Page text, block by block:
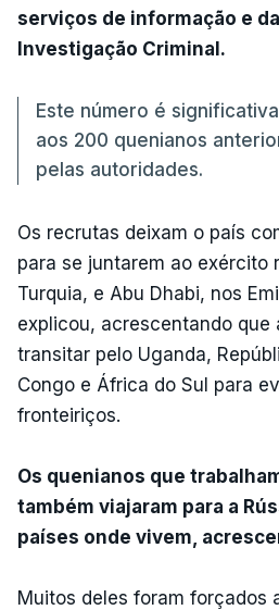
serviços de informação e
Investigação Criminal.
Este número é
aos 200 quenianos
pelas autoridades.
Os recrutas deixam o país
para se juntarem ao exército
Turquia, e Abu Dhabi, nos
explicou, acrescentando que
transitar pelo Uganda,
Congo e África do Sul para
fronteiriços.
Os quenianos que
também viajaram para a
países onde vivem,
Muitos deles foram forçados